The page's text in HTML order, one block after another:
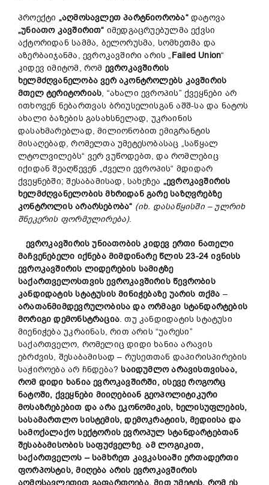
პროექტი „აღმოსავლეთ პარტნიორობა“დატოვა
„უნიათო კავშირით“ იმედგაცრუებულმა ექვსი
აქტორიდან სამმა, ბელორუსმა, სომხეთმა და
აზერბაიჯანმა, ევროკავშირი არის „Failed Union“
კიდევ იმიტომ, რომ ევროკავშირის
ხელმძღვანელობა ვერ აკონტროლებს კავშირის
მთელ ტერიტორიას, “ახალი ევროპის” ქვეყნები არ
ითხოვენ ნებართვას ბრიუსელისგან აშშ-სა და ნატოს
ახალი ბაზების გასახსნელად, უკრაინის
დასახმარებლად, მილიონობით ემიგრანტის
მისაღებად, რომელთა უმეტესობასაც „საწყალ
ლტოლვილებს“ ვერ ვუწოდებთ, და რომლებიც
იქიდან შეაღწევენ „ძველი ევროპის“ მდიდარ
ქვეყნებში; შესაბამისად, სახეზეა „ევროკავშირის
ხელმძღვანელობის მხრიდან გარე საზღვრებზე
კონტროლის არარსებობა“ (იხ. დასაწყისში–ულრიხ
შნეკერის ფორმულირება).
ევროკავშირის უნიათობის კიდევ ერთი ნათელი
მაჩვენებელი იქნება მიმდინარე წლის23-24ივნისს
ევროკავშირის ლიდერების სამიტზე
საქართველოსთვის ევროკავშირის წევრობის
კანდიდატის სტატუსის მინიჭებაზე უარის თქმა –
არათანმიმდევრულობისა და ორმაგი სტანდარტების
მორიგი დემონსტრაცია. თუ კანდიდატის სტატუსი
მიენიჭება უკრაინას, რით არის “უარესი”
საქართველო, რომელიც დიდი ხანია არავის
ებრძვის, შესაბამისად – რუსეთთან დაპირისპირების
საჭიროება არ ჩნდება?საიდუმლო არავისთვისაა,
რომ დიდი ხანია ევროკავშირში, ისევე როგორც
ნატოში, ქვეყნები მიიღებიან გეოპოლიტიკური
მოსაზრებებით და არა ეკონომიკის, ხელისუფლების,
სასამართლო სისტემის,დემოკრატიის,მედიისა და
სამოქალაქო სექტორის ევროპულ სტანდარტებთან
შესაბამისობის საფუძველზე.ამ ლოგიკით,
საქართველოს – სამხრეთ კავკასიაში ერთადერთი
ფორპოსტის, მიღება არის ევროკავშირის